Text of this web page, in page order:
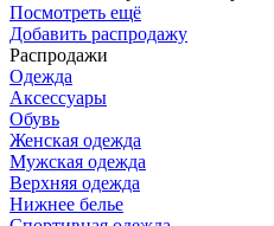
Посмотреть ещё
Добавить распродажу
Распродажи
Одежда
Аксессуары
Обувь
Женская одежда
Мужская одежда
Верхняя одежда
Нижнее белье